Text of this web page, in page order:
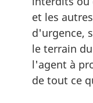
et les
d'urgence,
le terrain
l'agent à
de tout ce